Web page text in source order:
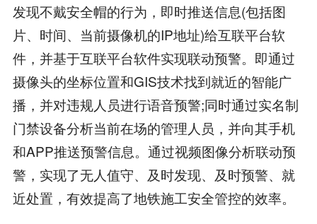
发现不戴安全帽的行为，即时推送信息(包括图
片、时间、当前摄像机的IP地址)给互联平台软
件，并基于互联平台软件实现联动预警。即通过
摄像头的坐标位置和GIS技术找到就近的智能广
播，并对违规人员进行语音预警;同时通过实名制
门禁设备分析当前在场的管理人员，并向其手机
和APP推送预警信息。通过视频图像分析联动预
警，实现了无人值守、及时发现、及时预警、就
近处置，有效提高了地铁施工安全管控的效率。